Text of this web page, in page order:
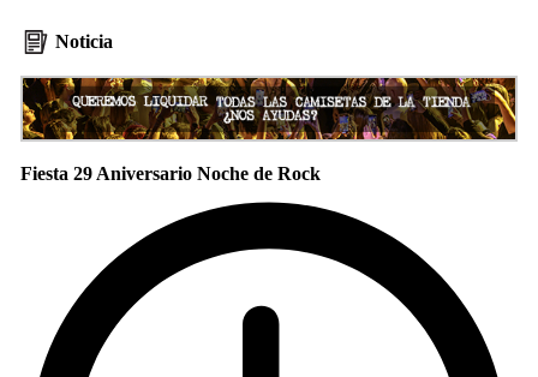
Noticia
Fiesta 29 Aniversario Noche de Rock